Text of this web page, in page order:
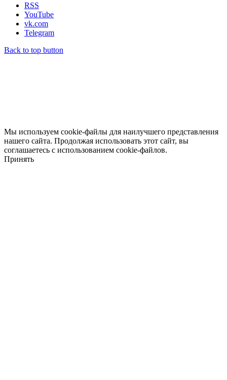
RSS
YouTube
vk.com
Telegram
Back to top button
Мы используем cookie-файлы для наилучшего представления
нашего сайта. Продолжая использовать этот сайт, вы
соглашаетесь с использованием cookie-файлов.
Принять